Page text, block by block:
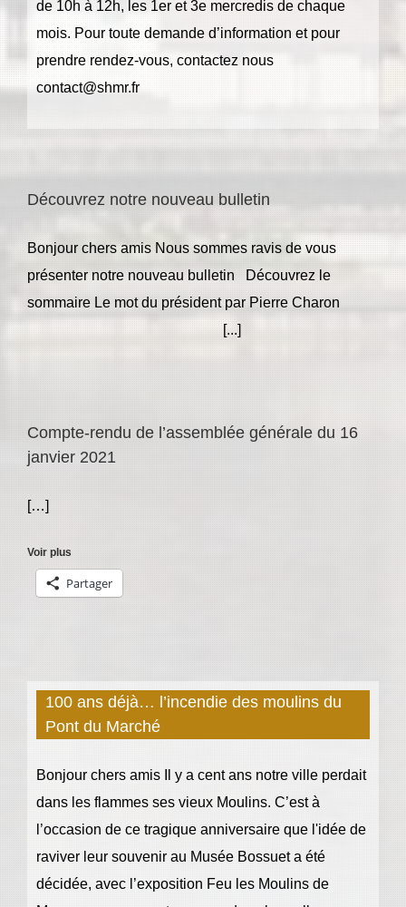
de 10h à 12h, les 1er et 3e mercredis de chaque
mois. Pour toute demande d’information et pour
prendre rendez-vous, contactez nous
contact@shmr.fr
Découvrez notre nouveau bulletin
Bonjour chers amis Nous sommes ravis de vous
présenter notre nouveau bulletin Découvrez le
sommaire Le mot du président par Pierre Charon
[...]
Compte-rendu de l’assemblée générale du 16
janvier 2021
[…]
Voir plus
Partager
100 ans déjà… l’incendie des moulins du
Pont du Marché
Bonjour chers amis Il y a cent ans notre ville perdait
dans les flammes ses vieux Moulins. C’est à
l’occasion de ce tragique anniversaire que l'idée de
raviver leur souvenir au Musée Bossuet a été
décidée, avec l’exposition Feu les Moulins de